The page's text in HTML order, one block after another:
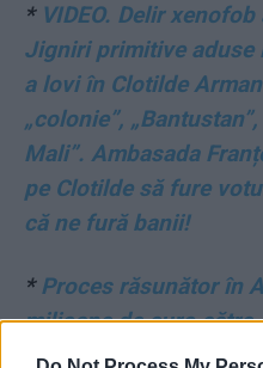
* VIDEO. Delir
Jigniri primitive aduse
a lovi în Clotilde
„colonie”,
Mali”. Ambasada
pe Clotilde să fure
că ne fură banii!
*Proces răsunător în
milioane de euro către
miniștri ai săi!